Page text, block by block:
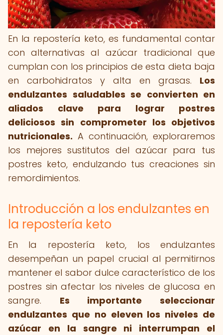
En la repostería keto, es fundamental contar
con alternativas al azúcar tradicional que
cumplan con los principios de esta dieta baja
en carbohidratos y alta en grasas. Los
endulzantes saludables se convierten en
aliados clave para lograr postres
deliciosos sin comprometer los objetivos
nutricionales. A continuación, exploraremos
los mejores sustitutos del azúcar para tus
postres keto, endulzando tus creaciones sin
remordimientos.
Introducción a los endulzantes en
la repostería keto
En la repostería keto, los endulzantes
desempeñan un papel crucial al permitirnos
mantener el sabor dulce característico de los
postres sin afectar los niveles de glucosa en
sangre. Es importante seleccionar
endulzantes que no eleven los niveles de
azúcar en la sangre ni interrumpan el